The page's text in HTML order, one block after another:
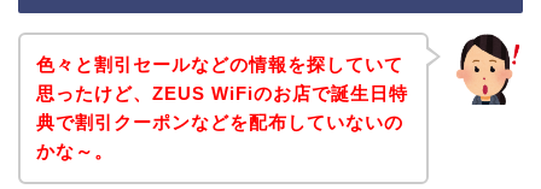
色々と割引セールなどの情報を探していて
思ったけど、ZEUS WiFiのお店で誕生日特
典で割引クーポンなどを配布していないの
かな～。